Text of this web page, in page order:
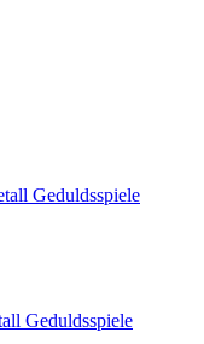
Geduldsspiele
Geduldsspiele